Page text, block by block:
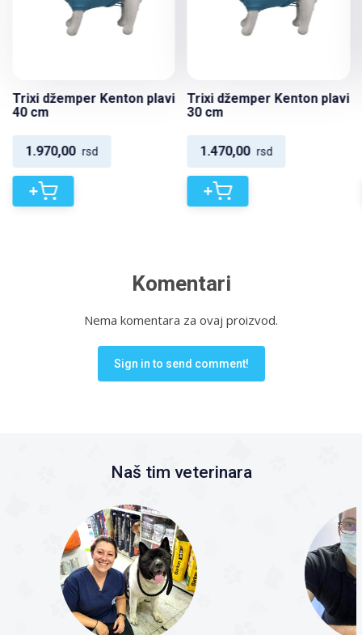
Trixi džemper Kenton plavi
40 cm
1.970,00 rsd
+
Trixi džemper Kenton plavi
30 cm
1.470,00 rsd
+
Komentari
Nema komentara za ovaj proizvod.
Sign in to send comment!
Naš tim veterinara